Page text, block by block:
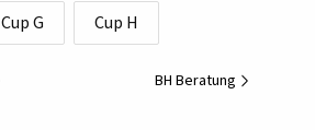
Cup G Cup H
BH Beratung